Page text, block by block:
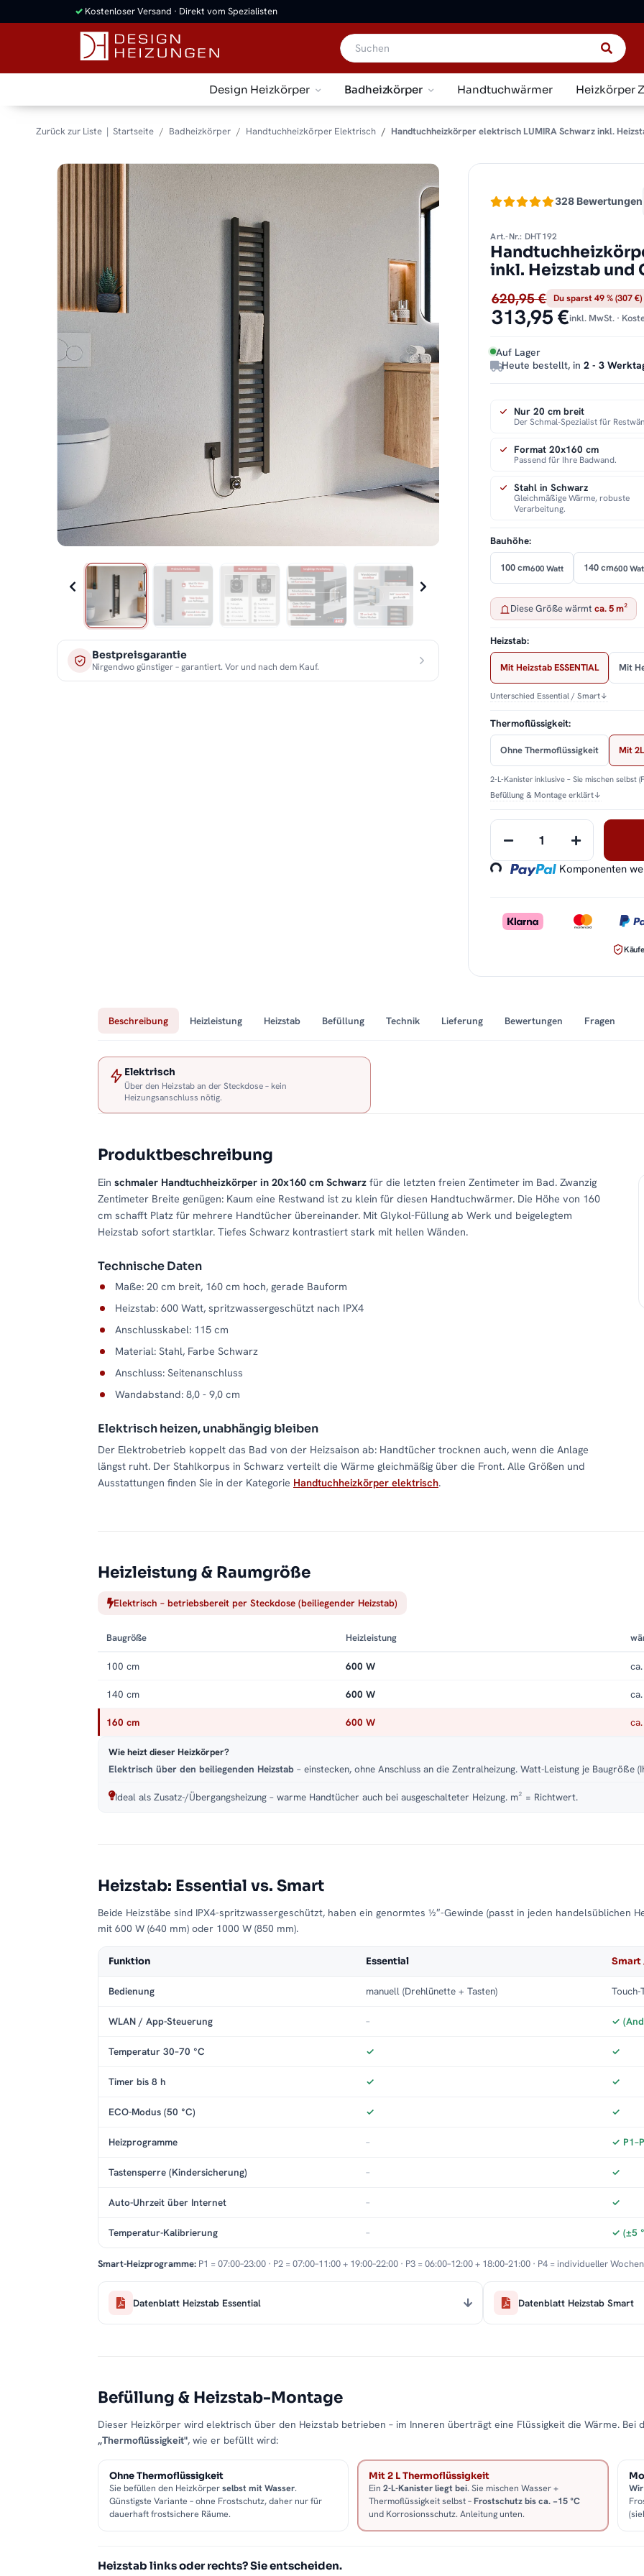
✓ Kostenloser Versand · Direkt vom Spezialisten
Design Heizkörper Badheizkörper Handtuchwärmer Heizkörper
Zurück zur Liste Startseite Badheizkörper Handtuchheizkörper Elektrisch Handtuchheizkörper elektrisch LUMIRA Schwarz inkl.
Bestpreisgarantie
Nirgendwo günstiger – garantiert. Vor und nach dem Kauf.
328 Bewertungen
Art.-Nr.: DHT192
inkl. Heizstab und
620,95 € Du sparst 49 % (307 €)
313,95 €inkl. MwSt. ·
Auf Lager
Heute bestellt, in2 - 3
Nur 20 cm breit
Der Schmal-Spezialist für
Format 20x160 cm
Passend für Ihre Badwand.
Stahl in Schwarz
Gleichmäßige Wärme, robuste
Verarbeitung.
Bauhöhe:
100 cm600 Watt 140 cm600
Diese Größe wärmtca. 5 m²
Heizstab:
Mit Heizstab ESSENTIAL Mit
Unterschied Essential / Smart↓
Thermoflüssigkeit:
Ohne Thermoflüssigkeit Mit
2-L-Kanister inklusive – Sie mischen selbst
Befüllung & Montage erklärt↓
Loading... Komponenten
Beschreibung Heizleistung Heizstab Befüllung Technik Lieferung Bewertungen Fragen
Elektrisch
Über den Heizstab an der Steckdose – kein
Heizungsanschluss nötig.
Produktbeschreibung
Ein schmaler Handtuchheizkörper in 20x160 cm Schwarz für die letzten freien Zentimeter im Bad. Zwanzig
Zentimeter Breite genügen: Kaum eine Restwand ist zu klein für diesen Handtuchwärmer. Die Höhe von 160
cm schafft Platz für mehrere Handtücher übereinander. Mit Glykol-Füllung ab Werk und beigelegtem
Heizstab sofort startklar. Tiefes Schwarz kontrastiert stark mit hellen Wänden.
Technische Daten
Maße: 20 cm breit, 160 cm hoch, gerade Bauform
Heizstab: 600 Watt, spritzwassergeschützt nach IPX4
Anschlusskabel: 115 cm
Material: Stahl, Farbe Schwarz
Anschluss: Seitenanschluss
Wandabstand: 8,0 - 9,0 cm
Elektrisch heizen, unabhängig bleiben
Der Elektrobetrieb koppelt das Bad von der Heizsaison ab: Handtücher trocknen auch, wenn die Anlage
längst ruht. Der Stahlkorpus in Schwarz verteilt die Wärme gleichmäßig über die Front. Alle Größen und
Ausstattungen finden Sie in der Kategorie Handtuchheizkörper elektrisch.
Heizleistung & Raumgröße
Elektrisch – betriebsbereit per Steckdose (beiliegender Heizstab)
Baugröße Heizleistung
100 cm 600 W
140 cm 600 W
160 cm 600 W
Wie heizt dieser Heizkörper?
Elektrisch über den beiliegenden Heizstab – einstecken, ohne Anschluss an die Zentralheizung. Watt-Leistung je Baugröße
Ideal als Zusatz-/Übergangsheizung – warme Handtücher auch bei ausgeschalteter Heizung. m² = Richtwert.
Heizstab: Essential vs. Smart
Beide Heizstäbe sind IPX4-spritzwassergeschützt, haben ein genormtes ½″-Gewinde (passt in jeden handelsüblichen
mit 600 W (640 mm) oder 1000 W (850 mm).
Funktion Essential Smart
Bedienung manuell (Drehlünette + Tasten) Touch-
WLAN / App-Steuerung – ✓
Temperatur 30–70 °C ✓ ✓
Timer bis 8 h ✓ ✓
ECO-Modus (50 °C) ✓ ✓
Heizprogramme – ✓
Tastensperre (Kindersicherung) – ✓
Auto-Uhrzeit über Internet – ✓
Temperatur-Kalibrierung – ✓ (±5
Smart-Heizprogramme: P1 = 07:00–23:00 · P2 = 07:00–11:00 + 19:00–22:00 · P3 = 06:00–12:00 + 18:00–21:00 · P4 = individueller
Datenblatt Heizstab Essential Datenblatt Heizstab Smart
Befüllung & Heizstab-Montage
Dieser Heizkörper wird elektrisch über den Heizstab betrieben – im Inneren überträgt eine Flüssigkeit die Wärme. Bei
„Thermoflüssigkeit", wie er befüllt wird:
Ohne Thermoflüssigkeit
Sie befüllen den Heizkörperselbst mit Wasser.
Günstigste Variante – ohne Frostschutz, daher nur für
dauerhaft frostsichere Räume.
Mit 2 L Thermoflüssigkeit
Ein2-L-Kanister liegt bei. Sie mischen Wasser +
Thermoflüssigkeit selbst –Frostschutz bis ca. −15 °C
und Korrosionsschutz. Anleitung unten.
Heizstab links oder rechts? Sie entscheiden.